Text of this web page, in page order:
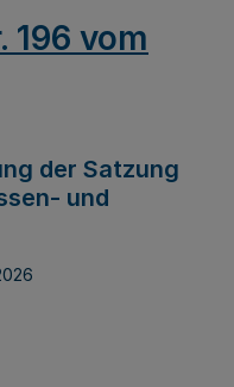
196 vom
der Satzung
und